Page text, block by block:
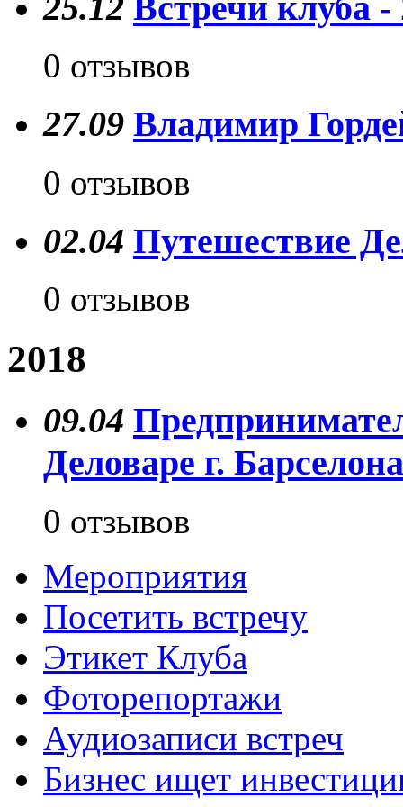
0 отзывов
27.09 Владимир
0 отзывов
02.04 Путешествие
0 отзывов
2018
09.04
Деловаре г. Барселона
0 отзывов
Мероприятия
Посетить встречу
Этикет Клуба
Фоторепортажи
Аудиозаписи встреч
Бизнес ищет